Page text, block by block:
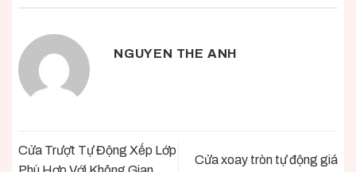
NGUYEN THE ANH
Cửa Trượt Tự Động Xếp Lớp
Cửa xoay tròn tự động giá